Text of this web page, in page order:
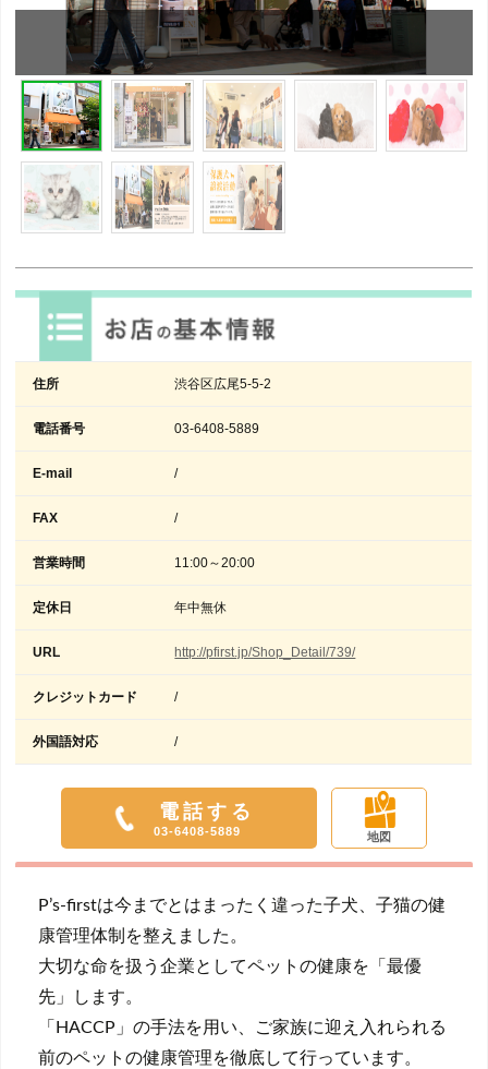
住所 渋谷区広尾5-5-2
電話番号 03-6408-5889
E-mail /
FAX /
営業時間 11:00～20:00
定休日 年中無休
URL http://pfirst.jp/Shop_Detail/739/
クレジットカード /
外国語対応 /
電話する
03-6408-5889 地図
P’s-firstは今までとはまったく違った子犬、子猫の健
康管理体制を整えました。
大切な命を扱う企業としてペットの健康を「最優
先」します。
「HACCP」の手法を用い、ご家族に迎え入れられる
前のペットの健康管理を徹底して行っています。